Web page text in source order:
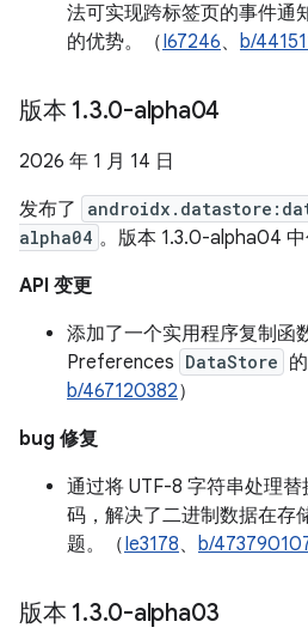
法可实现跨标签页的事件通
的优势。（I67246、 b/
版本 1.3.0-alpha04
2026 年 1 月 14 日
发布了
alpha04 。版本 1.3.0-alpha04
API 变更
添加了一个实用程序复制函
Preferences DataStore
b/467120382）
bug 修复
通过将 UTF-8 字符串处理
码，解决了二进制数据在存
题。（Ie3178、 b/
版本 1.3.0-alpha03